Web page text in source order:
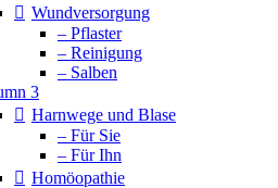
Wundversorgung
– Pflaster
– Reinigung
– Salben
3
Harnwege und Blase
– Für Sie
– Für Ihn
Homöopathie